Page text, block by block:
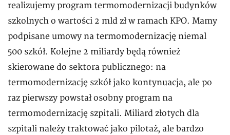
realizujemy program termomodernizacji budynków
szkolnych o wartości 2 mld zł w ramach KPO. Mamy
podpisane umowy na termomodernizację niemal
500 szkół. Kolejne 2 miliardy będą również
skierowane do sektora publicznego: na
termomodernizację szkół jako kontynuacja, ale po
raz pierwszy powstał osobny program na
termomodernizację szpitali. Miliard złotych dla
szpitali należy traktować jako pilotaż, ale bardzo